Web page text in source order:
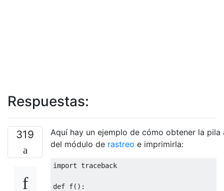
Respuestas:
319
Aquí hay un ejemplo de cómo obtener la pila
del módulo de rastreo e imprimirla:
import traceback
def f():